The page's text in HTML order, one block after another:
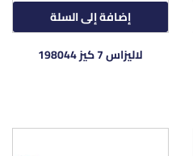
إضافة إلى السلة
لاليزاس 7 كيز 198044